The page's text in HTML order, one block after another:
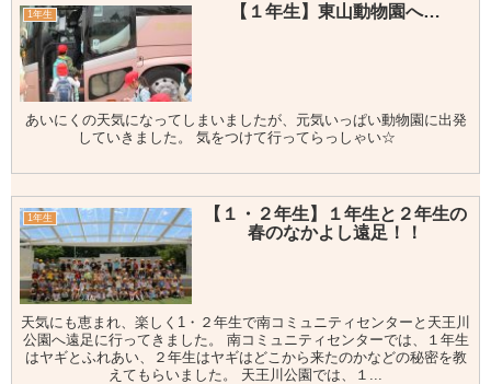
1年生 【１年生】東山動物園へ…
あいにくの天気になってしまいましたが、元気いっぱい動物園に出発
していきました。 気をつけて行ってらっしゃい☆
1年生
【１・２年生】１年生と２年生の
春のなかよし遠足！！
天気にも恵まれ、楽しく1・２年生で南コミュニティセンターと天王川
公園へ遠足に行ってきました。 南コミュニティセンターでは、１年生
はヤギとふれあい、２年生はヤギはどこから来たのかなどの秘密を教
えてもらいました。 天王川公園では、１...